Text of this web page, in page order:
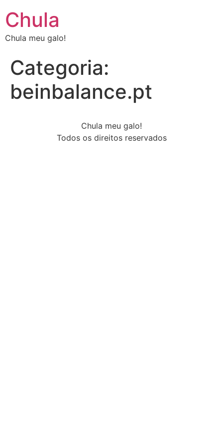
Chula
Chula meu galo!
Categoria:
beinbalance.pt
Chula meu galo!
Todos os direitos reservados